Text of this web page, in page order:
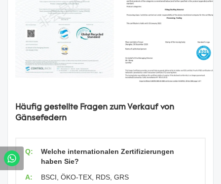
Häufig gestellte Fragen zum Verkauf von
Gänsefedern
Q:
Welche internationalen Zertifizierungen
haben Sie?
A:
BSCI, ÖKO-TEX, RDS, GRS